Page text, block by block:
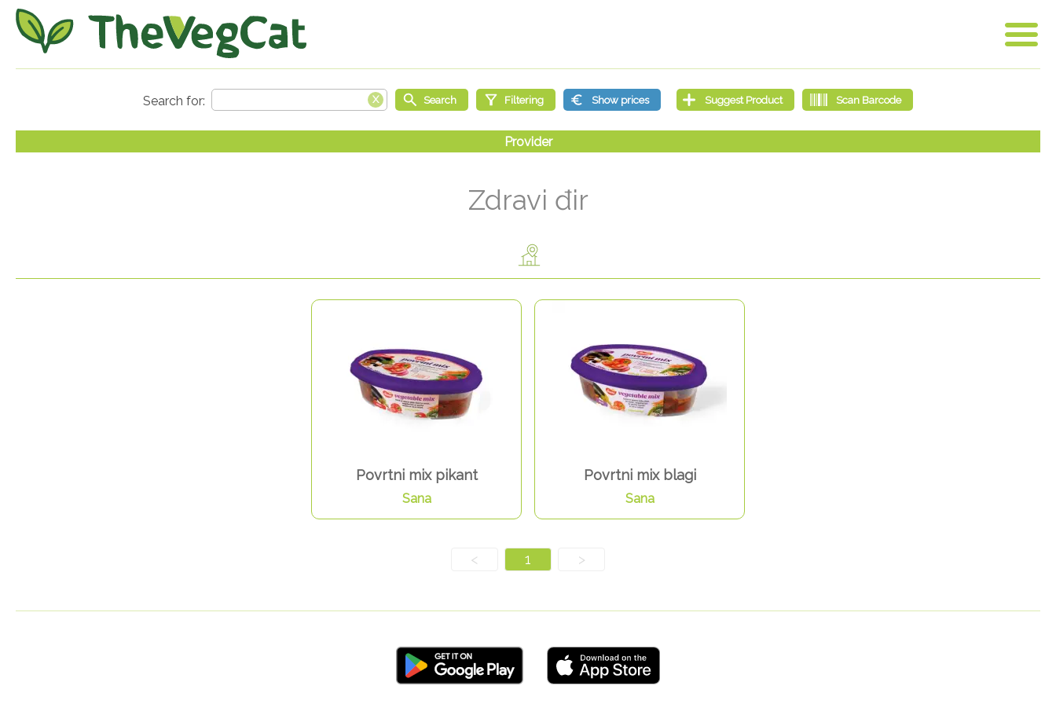
Zdravi đir
Povrtni mix pikant
Sana
Povrtni mix blagi
Sana
< 1 >